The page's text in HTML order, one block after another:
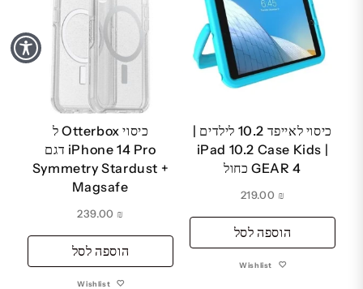
כיסוי לאייפד 10.2 לילדים |
iPad 10.2 Case Kids |
GEAR 4 כחול
₪
הוספה לסל
Wishlist
כיסוי Otterbox ל
iPhone 14 Pro דגם
Symmetry Stardust +
Magsafe
₪
הוספה לסל
Wishlist